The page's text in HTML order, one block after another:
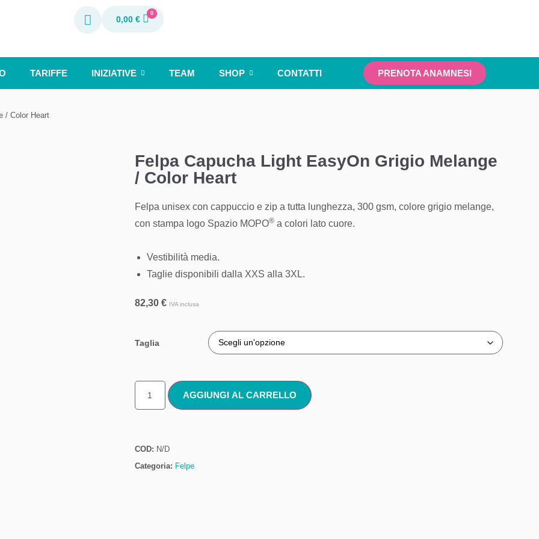
0,00€
0
TARIFFE INIZIATIVE TEAM SHOP CONTATTI PRENOTA ANAMNESI
/ Color Heart
Felpa Capucha Light EasyOn Grigio Melange
/ Color Heart
Felpa unisex con cappuccio e zip a tutta lunghezza, 300 gsm, colore grigio melange,
con stampa logo Spazio MOPO® a colori lato cuore.
Vestibilità media.
Taglie disponibili dalla XXS alla 3XL.
82,30 € IVA inclusa
Taglia
AGGIUNGI AL CARRELLO
COD: N/D
Categoria: Felpe